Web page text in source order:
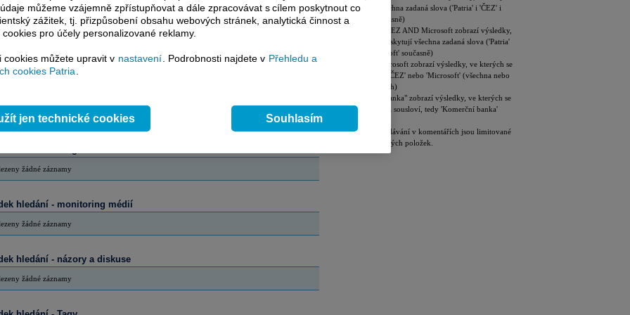
se vyskytují všechna zadaná slova ('Patria' i 'ČEZ' i
'Microsoft' současně)
Patria AND ČEZ AND Microsoft zobrazí výsledky,
ve kterých se vyskytují všechna zadaná slova ('Patria'
i 'ČEZ' i 'Microsoft' současně)
ČEZ OR Microsoft zobrazí výsledky, ve kterých se
vyskytují slova 'ČEZ' nebo 'Microsoft' (všechna nebo
jen některá z nich)
"Komerční banka" zobrazí výsledky, ve kterých se
vyskytují zadaná sousloví, tedy 'Komerční banka'
Výsledky vyhledávání v komentářích jsou limitované
na 100 zobrazených položek.
Unsp ADR
Frankfurt
hledání - autoři
žádné záznamy
žádné záznamy
žádné záznamy
hledání - monitoring médií
žádné záznamy
hledání - názory a diskuse
žádné záznamy
můžeme vzájemně zpřístupňovat a dále zpracovávat s cílem poskytnout co
zážitek, tj. přizpůsobení obsahu webových stránek, analytická činnost a
pro účely personalizované reklamy.
cookies můžete upravit v nastavení . Podrobnosti najdete v Přehledu a
cookies Patria
jen technické cookies Souhlasím